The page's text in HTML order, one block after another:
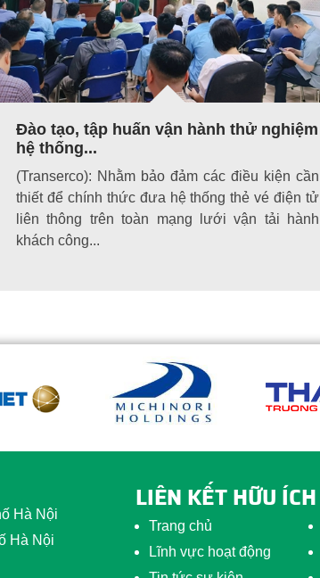
Đào tạo, tập huấn vận hành thử nghiệm
hệ thống...
(Transerco): Nhằm bảo đảm các điều kiện cần
thiết để chính thức đưa hệ thống thẻ vé điện tử
liên thông trên toàn mạng lưới vận tải hành
khách công...
Hà Nội
Hà Nội
LIÊN KẾT HỮU ÍCH
Trang chủ
Lĩnh vực hoạt động